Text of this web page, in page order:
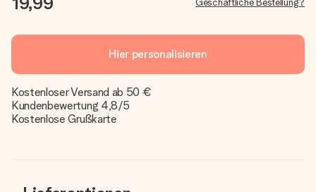
Hier personalisieren
Kostenloser Versand ab 50 €
Kundenbewertung 4,8/5
Kostenlose Grußkarte